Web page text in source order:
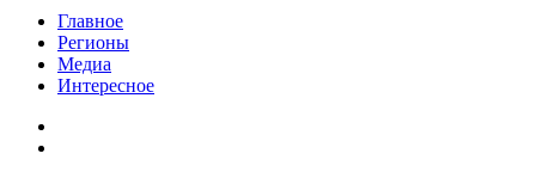
Главное
Регионы
Медиа
Интересное